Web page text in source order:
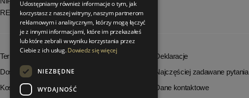
REGON: 06035139
Terminy realizacji zamówień
Dostępność produktów
Koszty dostawy
Deklaracje
Najczęściej zadawane pytania
Dane kontaktowe
Udostępniamy również informacje o tym, jak
korzystasz z naszej witryny, naszym partnerom
reklamowym i analitycznym, którzy mogą łączyć
je z innymi informacjami, które im przekazałeś
lub które zebrali w wyniku korzystania przez
Ciebie z ich usług.Dowiedz się więcej
NIEZBĘDNE
WYDAJNOŚĆ